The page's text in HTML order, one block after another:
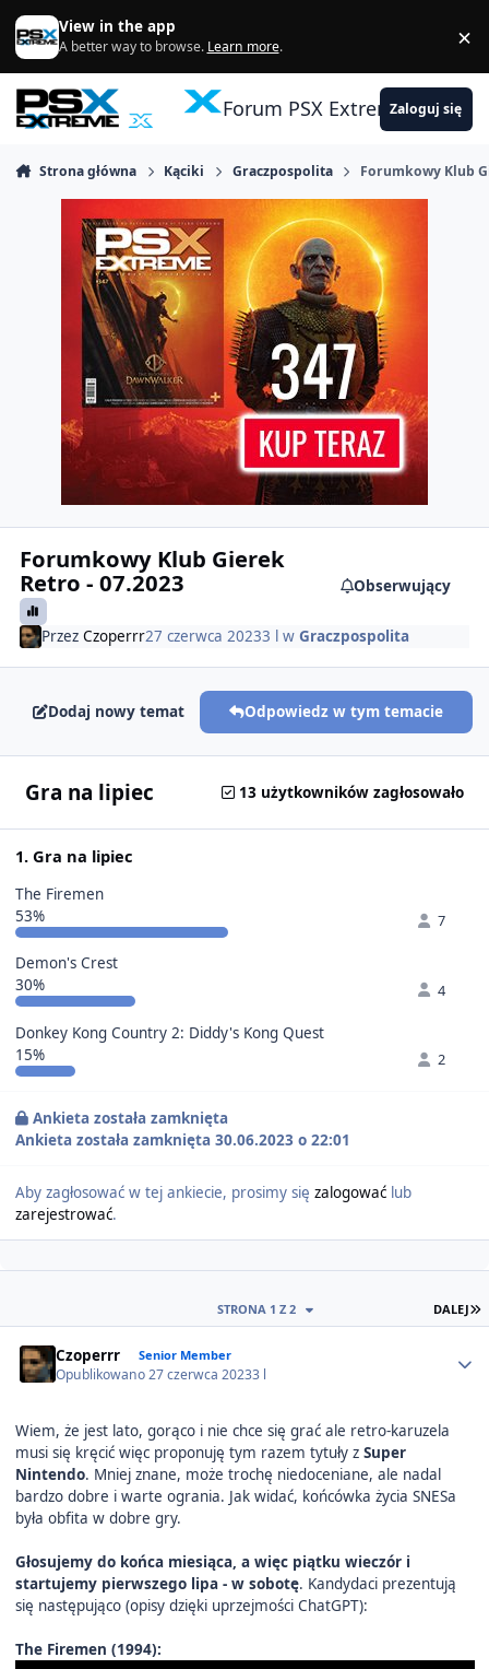
Skocz do zawartości
View in the app
A better way to browse. Learn more. ×
Forum PSX ExtremeZaloguj się
Strona główna Kąciki Graczpospolita Forumkowy Klub
Forumkowy Klub Gierek
Retro - 07.2023 Obserwujący
Przez Czoperrr27 czerwca 20233 l w Graczpospolita
Dodaj nowy temat Odpowiedz w tym temacie
Gra na lipiec 13 użytkowników zagłosowało
1. Gra na lipiec
The Firemen
53%
7
Demon's Crest
30%
4
Donkey Kong Country 2: Diddy's Kong Quest
15%
2
Ankieta została zamknięta
Ankieta została zamknięta 30.06.2023 o 22:01
Aby zagłosować w tej ankiecie, prosimy się zalogowaćlub
zarejestrować.
DALEJ
STRONA 1 Z 2
Czoperrr Senior Member
Opublikowano27 czerwca 20233 l
Wiem, że jest lato, gorąco i nie chce się grać ale retro-karuzela
musi się kręcić więc proponuję tym razem tytuły z Super
Nintendo. Mniej znane, może trochę niedoceniane, ale nadal
bardzo dobre i warte ogrania. Jak widać, końcówka życia SNESa
była obfita w dobre gry.
Głosujemy do końca miesiąca, a więc piątku wieczór i
startujemy pierwszego lipa - w sobotę. Kandydaci prezentują
się następująco (opisy dzięki uprzejmości ChatGPT):
The Firemen (1994):